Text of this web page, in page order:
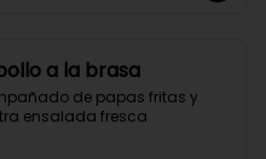
a la brasa
de papas fritas y
ensalada fresca